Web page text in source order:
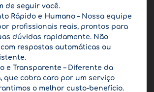
de seguir você.
Rápido e Humano– Nossa equipe
profissionais reais, prontos para
dúvidas rapidamente. Não
respostas automáticas ou
e Transparente – Diferente da
que cobra caro por um serviço
o melhor custo-benefício.